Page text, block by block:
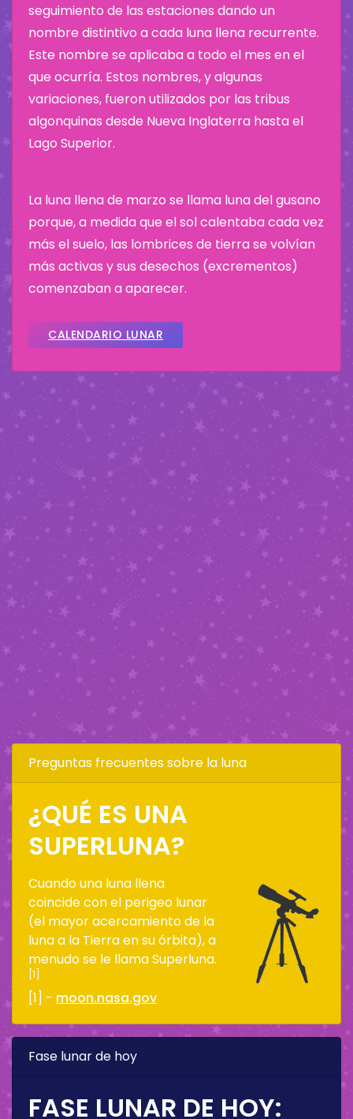
seguimiento de las estaciones dando un
nombre distintivo a cada luna llena recurrente.
Este nombre se aplicaba a todo el mes en el
que ocurría. Estos nombres, y algunas
variaciones, fueron utilizados por las tribus
algonquinas desde Nueva Inglaterra hasta el
Lago Superior.
La luna llena de marzo se llama luna del gusano
porque, a medida que el sol calentaba cada vez
más el suelo, las lombrices de tierra se volvían
más activas y sus desechos (excrementos)
comenzaban a aparecer.
CALENDARIO LUNAR
Preguntas frecuentes sobre la luna
¿QUÉ ES UNA
SUPERLUNA?
Cuando una luna llena
coincide con el perigeo lunar
(el mayor acercamiento de la
luna a la Tierra en su órbita), a
menudo se le llama Superluna.
[1]
[1] - moon.nasa.gov
Fase lunar de hoy
FASE LUNAR DE HOY: